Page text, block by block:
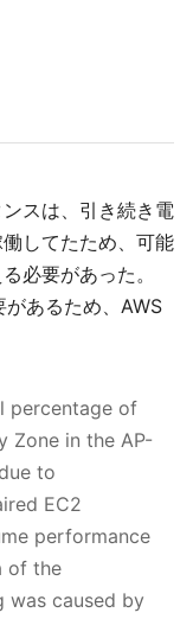
スは、引き続き電
してたため、可能
必要があった。
あるため、AWS
percentage of
Zone in the AP-
to
EC2
performance
of the
was caused by